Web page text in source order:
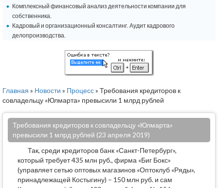
Комплексный финансовый анализ деятельности компании для
собственника.
Кадровый и организационный консалтинг. Аудит кадрового
делопроизводства.
Главная » Новости » Процесс» Требования кредиторов к
совладельцу «Юлмарта» превысили 1 млрд рублей
Требования кредиторов к совладельцу «Юлмарта»
превысили 1 млрд рублей (23 апреля 2019)
Так, среди кредиторов банк «Санкт-Петербург»,
который требует 435 млн руб., фирма «Биг Бокс»
(управляет сетью оптовых магазинов «Оптоклуб «Ряды»,
принадлежащей Костыгину) – 150 млн руб. и сам